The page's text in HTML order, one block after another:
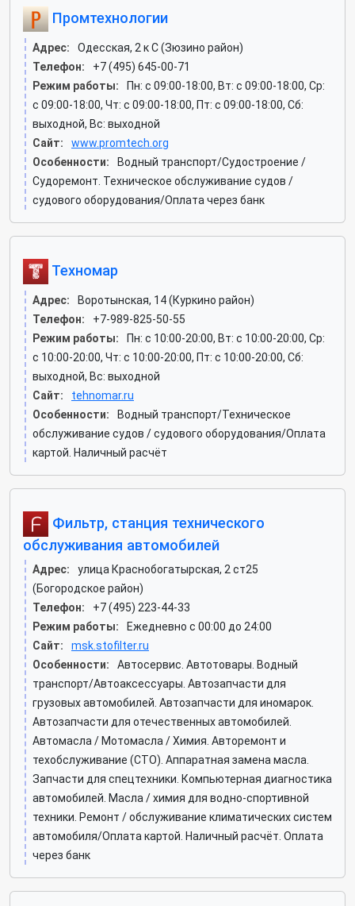
Промтехнологии
Адрес:
Одесская, 2 к C (Зюзино район)
Телефон:
+7 (495) 645-00-71
Режим работы:
Пн: c 09:00-18:00, Вт: c 09:00-18:00, Ср:
c 09:00-18:00, Чт: c 09:00-18:00, Пт: c 09:00-18:00, Сб:
выходной, Вс: выходной
Сайт:
www.promtech.org
Особенности:
Водный транспорт/Судостроение /
Судоремонт. Техническое обслуживание судов /
судового оборудования/Оплата через банк
Техномар
Адрес:
Воротынская, 14 (Куркино район)
Телефон:
+7-989-825-50-55
Режим работы:
Пн: c 10:00-20:00, Вт: c 10:00-20:00, Ср:
c 10:00-20:00, Чт: c 10:00-20:00, Пт: c 10:00-20:00, Сб:
выходной, Вс: выходной
Сайт:
tehnomar.ru
Особенности:
Водный транспорт/Техническое
обслуживание судов / судового оборудования/Оплата
картой. Наличный расчёт
Фильтр, станция технического
обслуживания автомобилей
Адрес:
улица Краснобогатырская, 2 ст25
(Богородское район)
Телефон:
+7 (495) 223-44-33
Режим работы:
Ежедневно с 00:00 до 24:00
Сайт:
msk.stofilter.ru
Особенности:
Автосервис. Автотовары. Водный
транспорт/Автоаксессуары. Автозапчасти для
грузовых автомобилей. Автозапчасти для иномарок.
Автозапчасти для отечественных автомобилей.
Автомасла / Мотомасла / Химия. Авторемонт и
техобслуживание (СТО). Аппаратная замена масла.
Запчасти для спецтехники. Компьютерная диагностика
автомобилей. Масла / химия для водно-спортивной
техники. Ремонт / обслуживание климатических систем
автомобиля/Оплата картой. Наличный расчёт. Оплата
через банк